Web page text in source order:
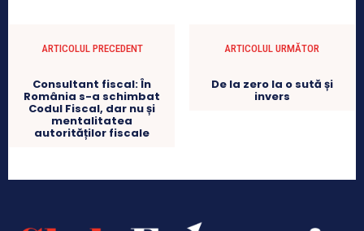
ARTICOLUL PRECEDENT
Consultant fiscal: În
România s-a schimbat
Codul Fiscal, dar nu și
mentalitatea
autorităților fiscale
ARTICOLUL URMĂTOR
De la zero la o sută și
invers